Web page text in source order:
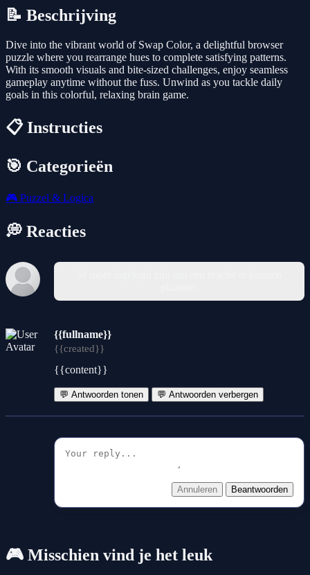
📝 Beschrijving
Dive into the vibrant world of Swap Color, a delightful browser
puzzle where you rearrange hues to complete satisfying patterns.
With its smooth visuals and bite-sized challenges, enjoy seamless
gameplay anytime without the fuss. Unwind as you tackle daily
goals in this colorful, relaxing brain game.
📋 Instructies
🎯 Categorieën
🎮 Puzzel & Logica
💭 Reacties
{{fullname}}
{{created}}
{{content}}
💬 Antwoorden tonen 💬 Antwoorden verbergen
Annuleren Beantwoorden
🎮 Misschien vind je het leuk